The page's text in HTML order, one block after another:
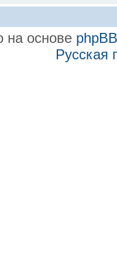
на основе phpBB
Русская